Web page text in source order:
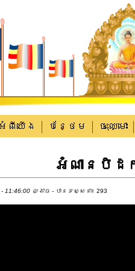
ពីយើង បន្ថែម ចុះឈ្មោះ
អំណានបិដ
11:46:00 ល្ងាច - បានទស្សនា៖ 293